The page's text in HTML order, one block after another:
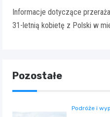
Informacje dotyczące
31-letnią kobietę z Polski w
Pozostałe
Podróże i